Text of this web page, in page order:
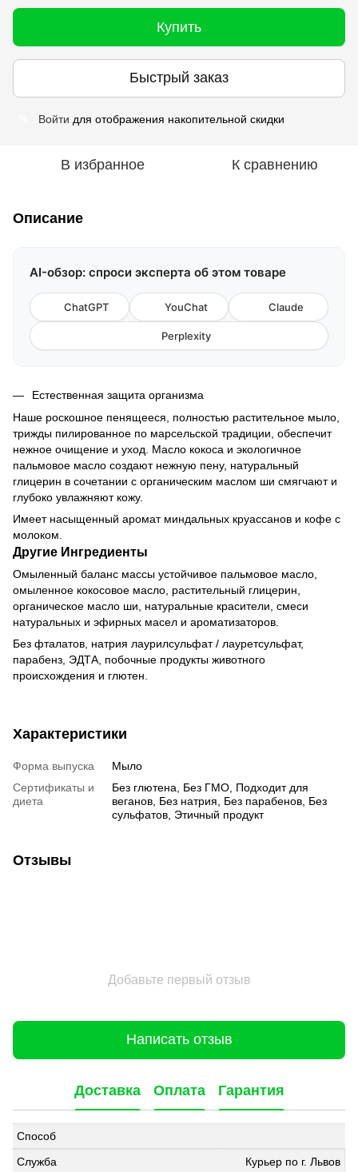
Купить
Быстрый заказ
Войти для отображения накопительной скидки
В избранное К сравнению
Описание
AI-обзор: спроси эксперта об этом товаре
ChatGPT YouChat Claude
Perplexity
Естественная защита организма
Наше роскошное пенящееся, полностью растительное мыло,
трижды пилированное по марсельской традиции, обеспечит
нежное очищение и уход. Масло кокоса и экологичное
пальмовое масло создают нежную пену, натуральный
глицерин в сочетании с органическим маслом ши смягчают и
глубоко увлажняют кожу.
Имеет насыщенный аромат миндальных круассанов и кофе с
молоком.
Другие Ингредиенты
Омыленный баланс массы устойчивое пальмовое масло,
омыленное кокосовое масло, растительный глицерин,
органическое масло ши, натуральные красители, смеси
натуральных и эфирных масел и ароматизаторов.
Без фталатов, натрия лаурилсульфат / лауретсульфат,
парабенз, ЭДТА, побочные продукты животного
происхождения и глютен.
Характеристики
Форма выпуска
Мыло
Сертификаты и
диета
Без глютена, Без ГМО, Подходит для
веганов, Без натрия, Без парабенов, Без
сульфатов, Этичный продукт
Отзывы
Добавьте первый отзыв
Написать отзыв
Доставка Оплата Гарантия
Курьер по г. Львов